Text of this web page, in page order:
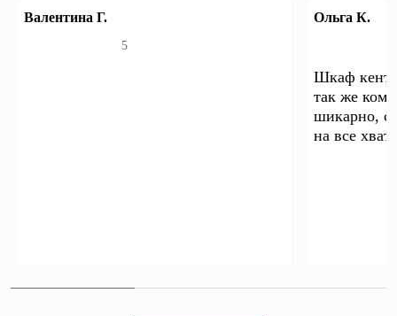
Валентина Г.
5
Ольга К.
Шкаф
так же
шикарно,
на все